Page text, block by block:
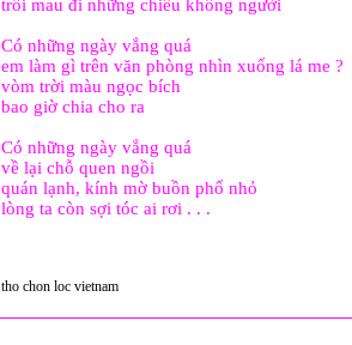
trôi mau đi những chiều không người
Có những ngày vắng quá
em làm gì trên văn phòng nhìn xuống lá me ?
vòm trời màu ngọc bích
bao giờ chia cho ra
Có những ngày vắng quá
về lại chỗ quen ngồi
quán lạnh, kính mờ buồn phố nhỏ
lòng ta còn sợi tóc ai rơi . . .
tho chon loc vietnam